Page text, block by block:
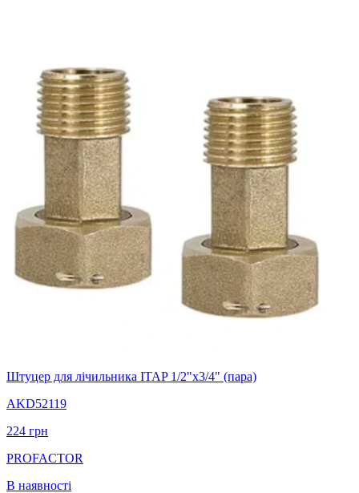
Штуцер для лічильника ITAP 1/2"х3/4" (пара)
AKD52119
224 грн
PROFACTOR
В наявності